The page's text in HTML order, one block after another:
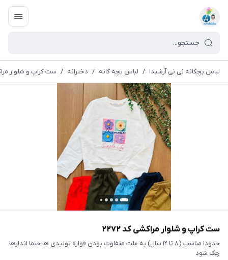
لباس بچگانه نی نی آرشیدا / لباس بچه گانه / دخترانه / ست کراپ و شلوار
ست کراپ و شلوار مراکشی کد ۲۲۷۲
حدودا مناسب (۸ تا ۱۲ سال) به علت متفاوت بودن قواره تولیدی ها حتما اندازها
چک شود